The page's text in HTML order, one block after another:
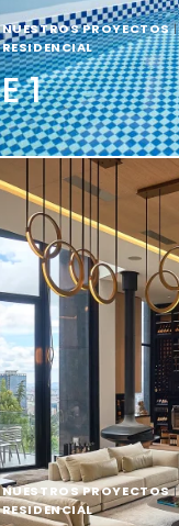
NUESTROS PROYECTOS|
RESIDENCIAL
E 1
NUESTROS PROYECTOS|
RESIDENCIAL